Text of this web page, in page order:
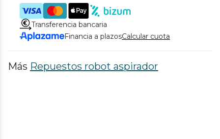
Transferencia bancaria
Financia a plazosCalcular cuota
Más Repuestos robot aspirador